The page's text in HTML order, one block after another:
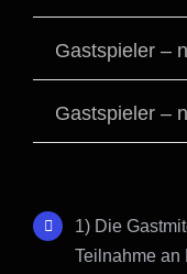
Gastspieler –
Gastspieler –
1) Die
Teilnahme an